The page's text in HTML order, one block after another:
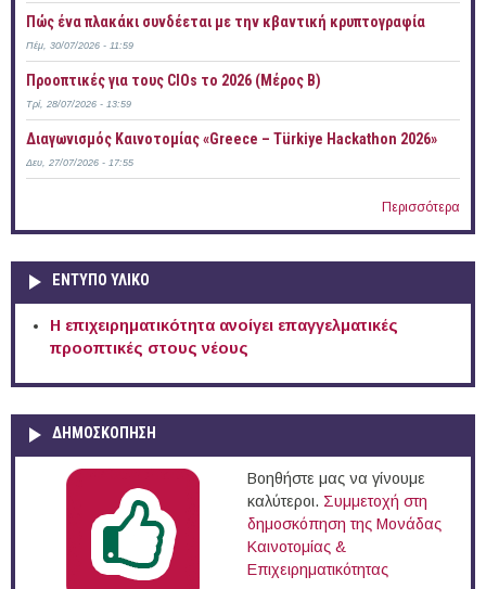
Πώς ένα πλακάκι συνδέεται με την κβαντική κρυπτογραφία
Πέμ, 30/07/2026 - 11:59
Προοπτικές για τους CIOs το 2026 (Μέρος Β)
Τρί, 28/07/2026 - 13:59
Διαγωνισμός Καινοτομίας «Greece – Türkiye Hackathon 2026»
Δευ, 27/07/2026 - 17:55
Περισσότερα
ΕΝΤΥΠΟ ΥΛΙΚΟ
Η επιχειρηματικότητα ανοίγει επαγγελματικές
προοπτικές στους νέους
ΔΗΜΟΣΚΟΠΗΣΗ
Βοηθήστε μας να γίνουμε
καλύτεροι. Συμμετοχή στη
δημοσκόπηση της Μονάδας
Καινοτομίας &
Επιχειρηματικότητας